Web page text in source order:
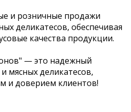
и розничные продажи
деликатесов, обеспечивая
качества продукции.
— это надежный
мясных деликатесов,
и доверием клиентов!